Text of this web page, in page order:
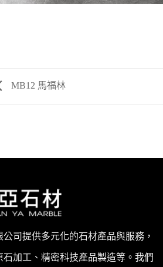
MB12 馬福林
司提供多元化的石材產品與服務，
加工、精密科技產品製造等。我們